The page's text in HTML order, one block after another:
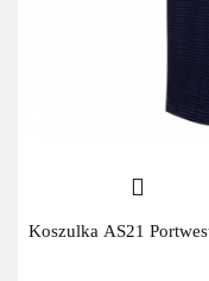
Koszulka AS21